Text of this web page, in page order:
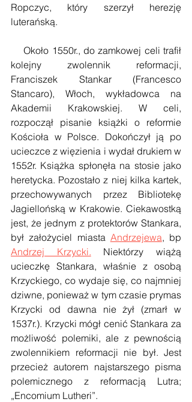
Ropczyc, który szerzył herezję
luterańską.
Około 1550r., do zamkowej celi trafił
kolejny zwolennik reformacji,
Franciszek Stankar (Francesco
Stancaro), Włoch, wykładowca na
Akademii Krakowskiej. W celi,
rozpoczął pisanie książki o reformie
Kościoła w Polsce. Dokończył ją po
ucieczce z więzienia i wydał drukiem w
1552r. Książka spłonęła na stosie jako
heretycka. Pozostało z niej kilka kartek,
przechowywanych przez Bibliotekę
Jagiellońską w Krakowie. Ciekawostką
jest, że jednym z protektorów Stankara,
był założyciel miasta Andrzejewa
Andrzej Krzycki. Niektórzy wiążą
ucieczkę Stankara, właśnie z osobą
Krzyckiego, co wydaje się, co najmniej
dziwne, ponieważ w tym czasie prymas
Krzycki od dawna nie żył (zmarł w
1537r.). Krzycki mógł cenić Stankara za
możliwość polemiki, ale z pewnością
zwolennikiem reformacji nie był. Jest
przecież autorem najstarszego pisma
polemicznego z reformacją Lutra;
„Encomium Lutheri”.